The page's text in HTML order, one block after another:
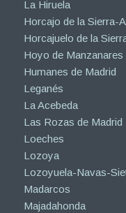
La Hiruela
Horcajo de la Sierra-
Horcajuelo de la
Hoyo de Manzanares
Humanes de Madrid
Leganés
La Acebeda
Las Rozas de Madrid
Loeches
Lozoya
Lozoyuela-Navas-
Madarcos
Majadahonda